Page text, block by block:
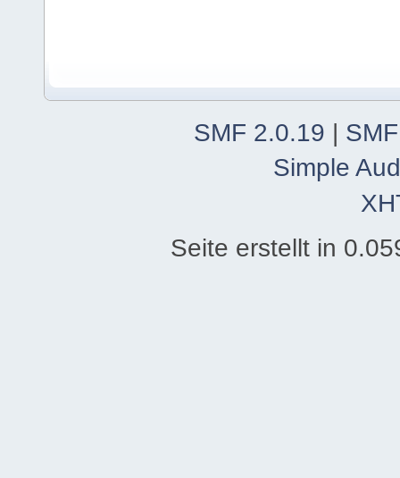
SMF 2.0.19 |
Simple
Seite erstellt in